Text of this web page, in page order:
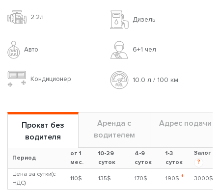
2.2л Дизель
Авто 6+1 чел
Кондиционер 10.0 л / 100 км
Прокат без
водителя
Аренда с
водителем
Адрес подачи
Период
от 1
мес.
10-29
суток
4-9
суток
1-3
суток
Залог
?
Цена за сутки(с
НДС)
110$ 135$ 170$ 190$ * 3000$